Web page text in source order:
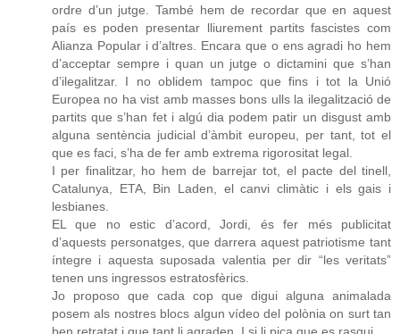
ordre d’un jutge. També hem de recordar que en aquest
país es poden presentar lliurement partits fascistes com
Alianza Popular i d’altres. Encara que o ens agradi ho hem
d’acceptar sempre i quan un jutge o dictamini que s’han
d’ilegalitzar. I no oblidem tampoc que fins i tot la Unió
Europea no ha vist amb masses bons ulls la ilegalització de
partits que s’han fet i algú dia podem patir un disgust amb
alguna sentència judicial d’àmbit europeu, per tant, tot el
que es faci, s’ha de fer amb extrema rigorositat legal.
I per finalitzar, ho hem de barrejar tot, el pacte del tinell,
Catalunya, ETA, Bin Laden, el canvi climàtic i els gais i
lesbianes.
EL que no estic d’acord, Jordi, és fer més publicitat
d’aquests personatges, que darrera aquest patriotisme tant
íntegre i aquesta suposada valentia per dir “les veritats”
tenen uns ingressos estratosfèrics.
Jo proposo que cada cop que digui alguna animalada
posem als nostres blocs algun vídeo del polònia on surt tan
ben retratat i que tant li agraden. I si li pica que es rasqui.